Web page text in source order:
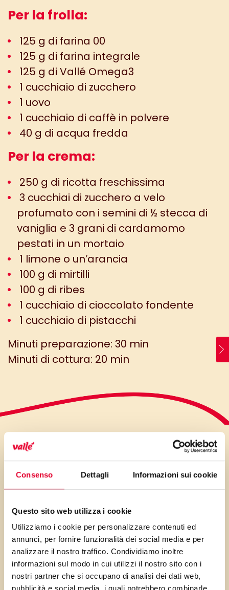
Consenso Dettagli Informazioni sui cookie
Questo sito web utilizza i cookie
Utilizziamo i cookie per personalizzare contenuti ed
annunci, per fornire funzionalità dei social media e per
analizzare il nostro traffico. Condividiamo inoltre
informazioni sul modo in cui utilizzi il nostro sito con i
nostri partner che si occupano di analisi dei dati web,
Per la frolla:
125 g di farina 00
125 g di farina integrale
125 g di Vallé Omega3
1 cucchiaio di zucchero
1 uovo
1 cucchiaio di caffè in polvere
40 g di acqua fredda
Per la crema:
250 g di ricotta freschissima
3 cucchiai di zucchero a velo
profumato con i semini di ½ stecca di
vaniglia e 3 grani di cardamomo
pestati in un mortaio
1 limone o un’arancia
100 g di mirtilli
100 g di ribes
1 cucchiaio di cioccolato fondente
1 cucchiaio di pistacchi
Minuti preparazione: 30 min
Minuti di cottura: 20 min
LO SAPEVI?
in questo caso i mirtilli, ono
ricchi di piccole molecole dalle
immense proprietà benefiche,
chiamate antocianine. Questi
composti sono molto studiati